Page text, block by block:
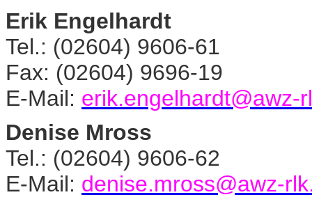
Erik Engelhardt
Tel.: (02604) 9606-61
Fax: (02604) 9696-19
E-Mail: erik.engelhardt@awz-
Denise Mross
Tel.: (02604) 9606-62
E-Mail: denise.mross@awz-